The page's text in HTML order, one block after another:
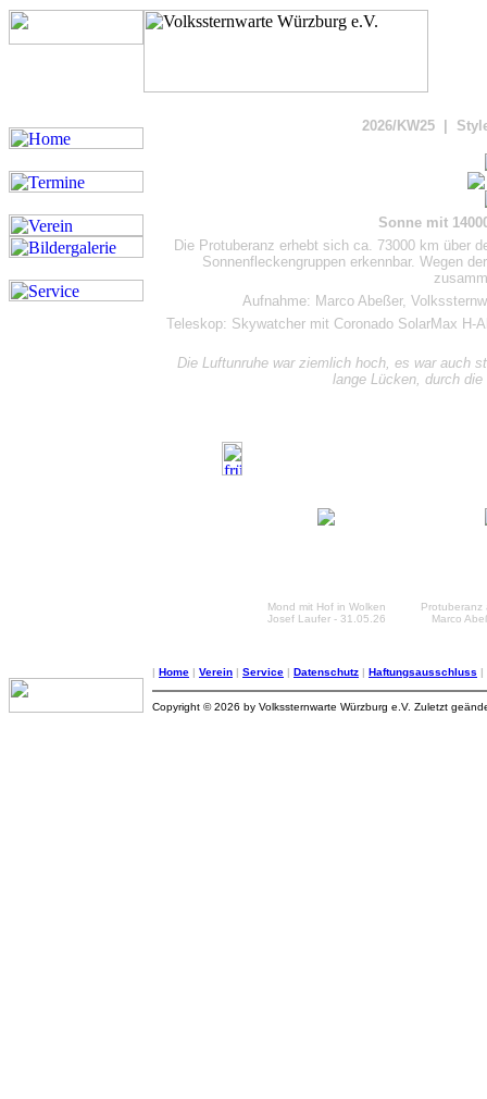
2026/KW25 |
Sonne mit
Die Protuberanz erhebt sich ca. 73000 km über
Sonnenfleckengruppen erkennbar. Wegen
Aufnahme: Marco Abeßer,
Teleskop: Skywatcher mit Coronado SolarMax
Die Luftunruhe war ziemlich hoch, es war auch
lange Lücken, durch
Mond mit Hof in Wolken
Josef Laufer - 31.05.26
Protuberanz
Marco
| Home | Verein | Service | Datenschutz | Haftungsausschluss |
Copyright © 2026 by Volkssternwarte Würzburg e.V. Zuletzt